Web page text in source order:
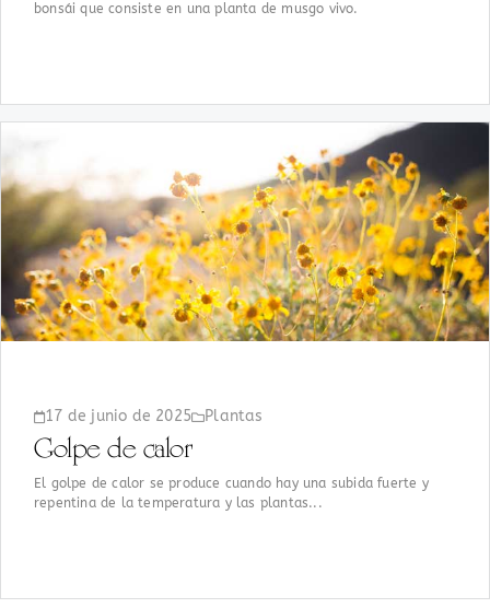
bonsái que consiste en una planta de musgo vivo.
17 de junio de 2025 Plantas
Golpe de calor
El golpe de calor se produce cuando hay una subida fuerte y
repentina de la temperatura y las plantas...